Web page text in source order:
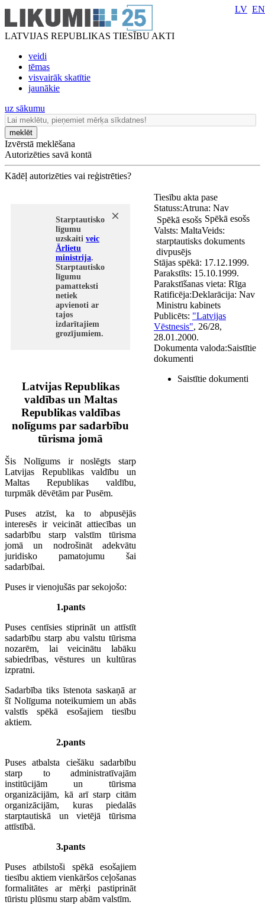
LATVIJAS REPUBLIKAS TIESĪBU AKTI
veidi
tēmas
visvairāk skatītie
jaunākie
LV EN
uz sākumu
meklēt
Izvērstā meklēšana
Autorizēties savā kontā
Kādēļ autorizēties vai reģistrēties?
Starptautisko
līgumu
uzskaiti veic
Ārlietu
ministrija.
Starptautisko
līgumu
pamatteksti
netiek
apvienoti ar
tajos
izdarītajiem
grozījumiem.
Latvijas Republikas
valdības un Maltas
Republikas valdības
nolīgums par sadarbību
tūrisma jomā
Šis Nolīgums ir noslēgts starp
Latvijas Republikas valdību un
Maltas Republikas valdību,
turpmāk dēvētām par Pusēm.
Puses atzīst, ka to abpusējās
interesēs ir veicināt attiecības un
sadarbību starp valstīm tūrisma
jomā un nodrošināt adekvātu
juridisko pamatojumu šai
sadarbībai.
Puses ir vienojušās par sekojošo:
1.pants
Puses centīsies stiprināt un attīstīt
sadarbību starp abu valstu tūrisma
nozarēm, lai veicinātu labāku
sabiedrības, vēstures un kultūras
izpratni.
Sadarbība tiks īstenota saskaņā ar
šī Nolīguma noteikumiem un abās
valstīs spēkā esošajiem tiesību
aktiem.
2.pants
Puses atbalsta ciešāku sadarbību
starp to administratīvajām
institūcijām un tūrisma
organizācijām, kā arī starp citām
organizācijām, kuras piedalās
starptautiskā un vietējā tūrisma
attīstībā.
3.pants
Puses atbilstoši spēkā esošajiem
tiesību aktiem vienkāršos ceļošanas
formalitātes ar mērķi pastiprināt
tūristu plūsmu starp abām valstīm.
Tiesību akta pase
Statuss:
Spēkā esošs Spēkā esošs
Valsts: MaltaVeids:
starptautisks dokuments
divpusējs
Stājas spēkā: 17.12.1999.
Parakstīts: 15.10.1999.
Parakstīšanas vieta: Rīga
Ratificēja:
Ministru kabinets
Atruna: Nav
Deklarācija: Nav
Publicēts: "Latvijas
Vēstnesis", 26/28,
28.01.2000.
Dokumenta valoda:Saistītie
dokumenti
Saistītie dokumenti